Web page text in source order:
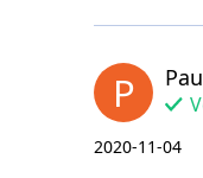
P
2020-11-04